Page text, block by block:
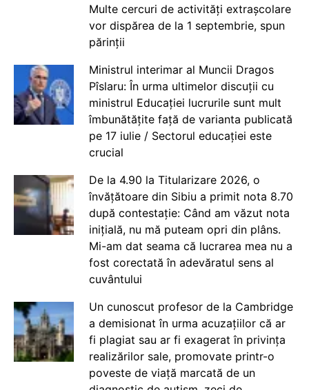
Multe cercuri de activități extrașcolare
vor dispărea de la 1 septembrie, spun
părinții
Ministrul interimar al Muncii Dragos
Pîslaru: În urma ultimelor discuții cu
ministrul Educației lucrurile sunt mult
îmbunătățite față de varianta publicată
pe 17 iulie / Sectorul educației este
crucial
De la 4.90 la Titularizare 2026, o
învățătoare din Sibiu a primit nota 8.70
după contestație: Când am văzut nota
inițială, nu mă puteam opri din plâns.
Mi-am dat seama că lucrarea mea nu a
fost corectată în adevăratul sens al
cuvântului
Un cunoscut profesor de la Cambridge
a demisionat în urma acuzațiilor că ar
fi plagiat sau ar fi exagerat în privința
realizărilor sale, promovate printr-o
poveste de viață marcată de un